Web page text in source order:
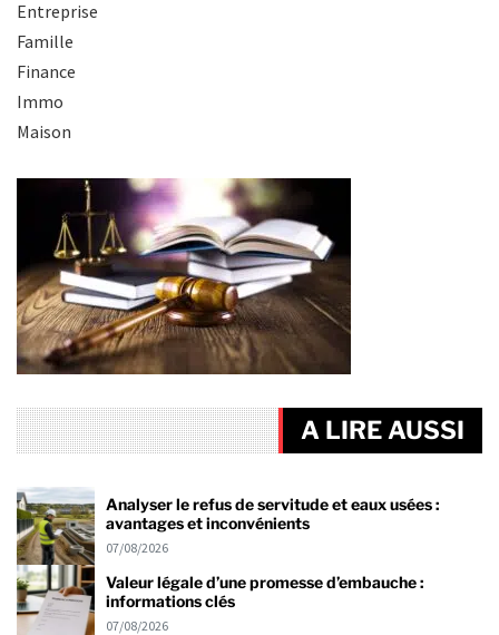
Entreprise
Famille
Finance
Immo
Maison
A LIRE AUSSI
Analyser le refus de servitude et eaux usées :
avantages et inconvénients
07/08/2026
Valeur légale d’une promesse d’embauche :
informations clés
07/08/2026